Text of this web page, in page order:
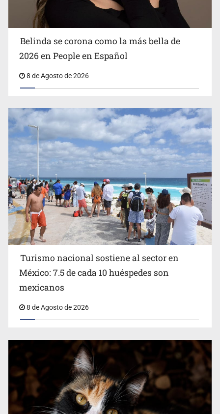
masivo
EU reanudará este sábado inspecciones de aguacate en
Michoacán
Belinda se corona como la más bella de 2026 en People
Belinda se corona como la más bella de
2026 en People en Español
8 de Agosto de 2026
Turismo nacional sostiene al sector en
México: 7.5 de cada 10 huéspedes son
mexicanos
8 de Agosto de 2026